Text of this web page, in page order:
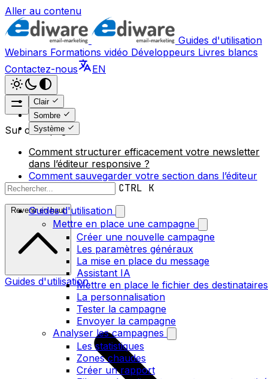
Aller au contenu
Guides d'utilisation
Webinars Formations vidéo Développeurs Livres blancs
Contactez-nous
EN
Clair
Sombre
Système
CTRL K
Guides d'utilisation
Mettre en place une campagne
Créer une nouvelle campagne
Les paramètres généraux
La mise en place du message
Assistant IA
Mettre en place le fichier des destinataires
La personnalisation
Tester la campagne
Envoyer la campagne
Analyser les campagnes
Les statistiques
Zones chaudes
Créer un rapport
Sur cette page
Comment structurer efficacement votre newsletter
dans l’éditeur responsive ?
Comment sauvegarder votre section dans l’éditeur
responsive ?
Revenir en haut
Guides d'utilisation